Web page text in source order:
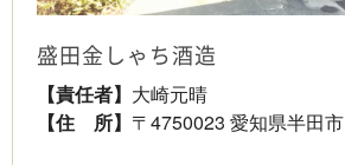
盛田金しゃち酒造
【責任者】 大崎元晴
【住 所】 〒4750023 愛知県半田市